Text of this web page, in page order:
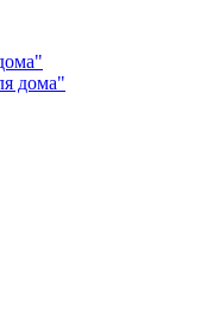
дома"